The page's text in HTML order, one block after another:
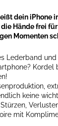
dein iPhone
Hände frei
Momenten
Lederband
Kordel
keine
mit